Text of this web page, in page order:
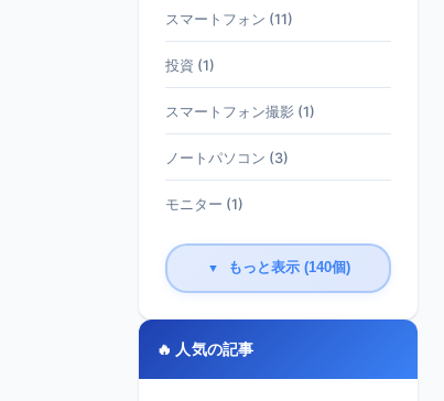
スマートフォン (11)
投資 (1)
スマートフォン撮影 (1)
ノートパソコン (3)
モニター (1)
▼ もっと表示 (140個)
🔥 人気の記事